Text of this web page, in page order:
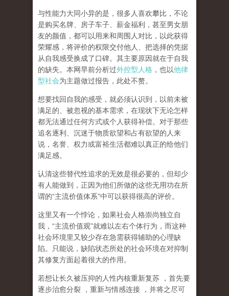
与性能力大同小异的是，很多人喜欢攀比，不论
是购买名牌、房子车子、薪金福利，甚至男女朋
友的颜值，都可以用来和周围人对比，以此获得
荣耀感，将评价的权限交付他人、把选择的凭据
从自我感受换成了口碑。其主要原因就在于自我
的缺失。本网早前分析过外控型人格 ，也以他律
型社会为主题做过报告，此处不赘。
想要找回自我的感受，就必须认识到，以前未被
满足的、被忽视的基本需求，在现状下无论怎样
都无法通过任何方式或个人获得补偿。对于那些
追名逐利、沉迷于物质欲望和占有欲望的人来
说，名誉、权力或富裕生活都难以真正的给他们
满足感。
认清这些替代性追求的无效是很必要的，但却少
有人能做到，正因为他们所做的这些无用功在所
谓的“主流价值体系”中可以获得很高的评价。
这里又有一个悖论，如果社会人格崇尚独立自
我， “主流价值观”就难以左右个体行为，而这种
社会环境里又较少存在急需获得辅助的心理缺
陷。只能说， 缺陷状态所处的社会环境在对抑制
其修复方面起着很大的作用。
若想让长久被压抑的人性内核重新复苏
，首先要
逐步治愈分裂
，重新与情感连接
，并将之尽可